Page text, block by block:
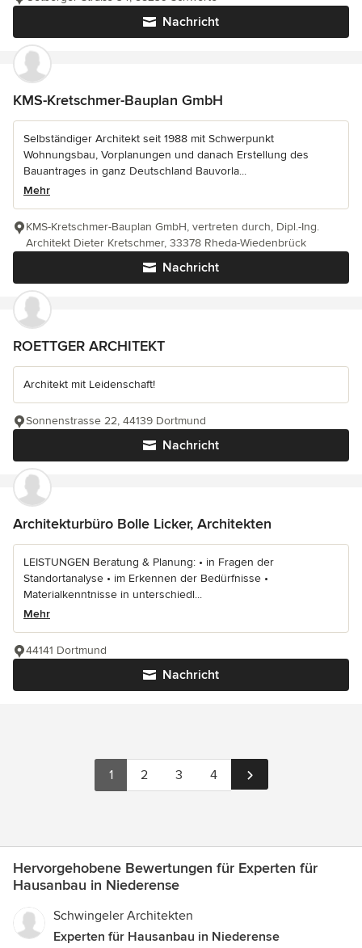
Nachricht
KMS-Kretschmer-Bauplan GmbH
Selbständiger Architekt seit 1988 mit Schwerpunkt
Wohnungsbau, Vorplanungen und danach Erstellung des
Bauantrages in ganz Deutschland Bauvorla...
Mehr
Nachricht
KMS-Kretschmer-Bauplan GmbH, vertreten durch, Dipl.-Ing.
Architekt Dieter Kretschmer, 33378 Rheda-Wiedenbrück
ROETTGER ARCHITEKT
Architekt mit Leidenschaft!
Nachricht
Sonnenstrasse 22, 44139 Dortmund
Architekturbüro Bolle Licker, Architekten
LEISTUNGEN Beratung & Planung: • in Fragen der
Standortanalyse • im Erkennen der Bedürfnisse •
Materialkenntnisse in unterschiedl...
Mehr
Nachricht
44141 Dortmund
1 2 3 4
Hervorgehobene Bewertungen für Experten für
Hausanbau in Niederense
Schwingeler Architekten
Experten für Hausanbau in Niederense